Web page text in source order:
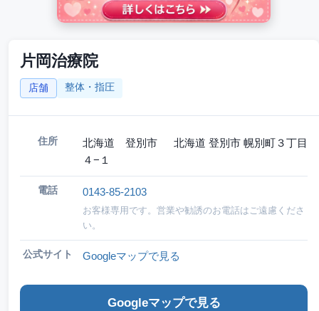
片岡治療院
店舗 整体・指圧
住所
北海道 登別市 北海道 登別市 幌別町３丁目
４−１
電話 0143-85-2103
お客様専用です。営業や勧誘のお電話はご遠慮くださ
い。
公式サイト Googleマップで見る
Googleマップで見る